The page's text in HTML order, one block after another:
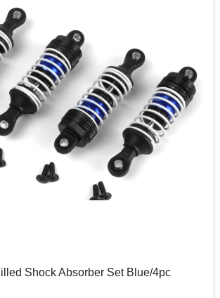
Shock Absorber Set Blue/4pc